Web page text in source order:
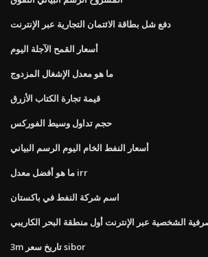
دفع شل بطاقة الائتمان التجارية عبر الإنترنت
أسعار القمح الآجلة اليوم
ما هو معدل الإشغال المزدوج
قيمة تجارة الكتاب الأزرق
حجم تداول وسيط الفوركس
أسعار النفط الخام اليوم الرسم البياني
ما هو أفضل معدل irr
اسم شركة النفط في باكستان
الشخصية عبر الإنترنت أول منطقة البحر الكاريبي
3m تاريخ سعر sibor